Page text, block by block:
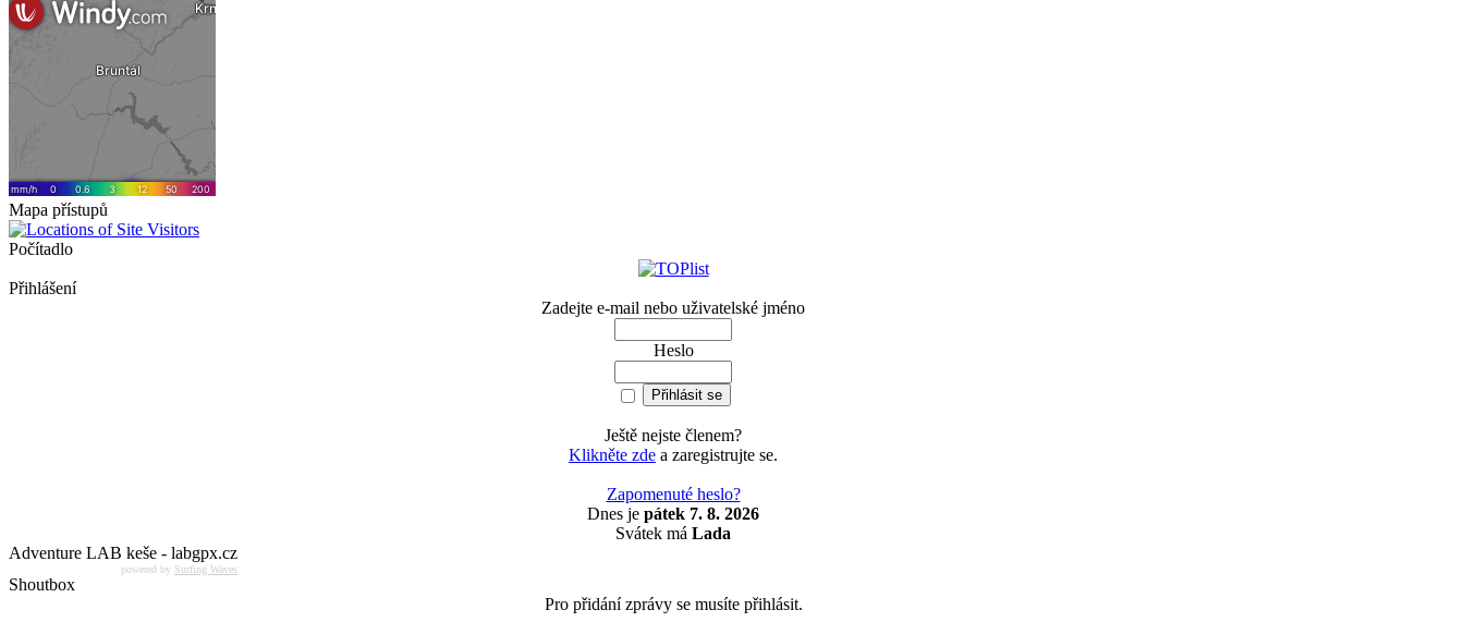
Mapa přístupů
Počítadlo
Přihlášení
Zadejte e-mail nebo uživatelské jméno
Heslo
Ještě nejste členem?
Klikněte zde a zaregistrujte se.
Zapomenuté heslo?
Dnes je pátek 7. 8. 2026
Svátek má Lada
Adventure LAB keše - labgpx.cz
powered by Surfing Waves
Shoutbox
Pro přidání zprávy se musíte přihlásit.